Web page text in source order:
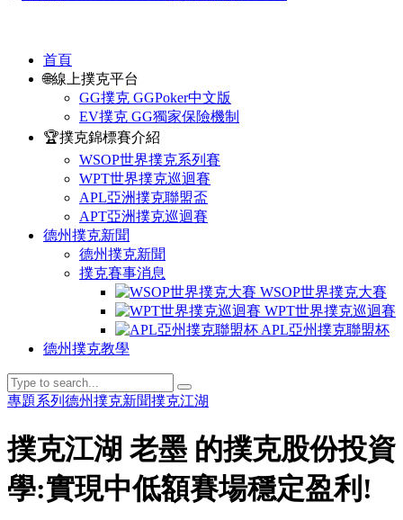
首頁
🌐線上撲克平台
GG撲克 GGPoker中文版
EV撲克 GG獨家保險機制
🏆撲克錦標賽介紹
WSOP世界撲克系列賽
WPT世界撲克巡迴賽
APL亞洲撲克聯盟盃
APT亞洲撲克巡迴賽
德州撲克新聞
德州撲克新聞
撲克賽事消息
WSOP世界撲克大賽
WPT世界撲克巡迴賽
APL亞州撲克聯盟杯
德州撲克教學
專題系列 德州撲克新聞撲克江湖
撲克江湖 老墨 的撲克股份投資
學:實現中低額賽場穩定盈利!